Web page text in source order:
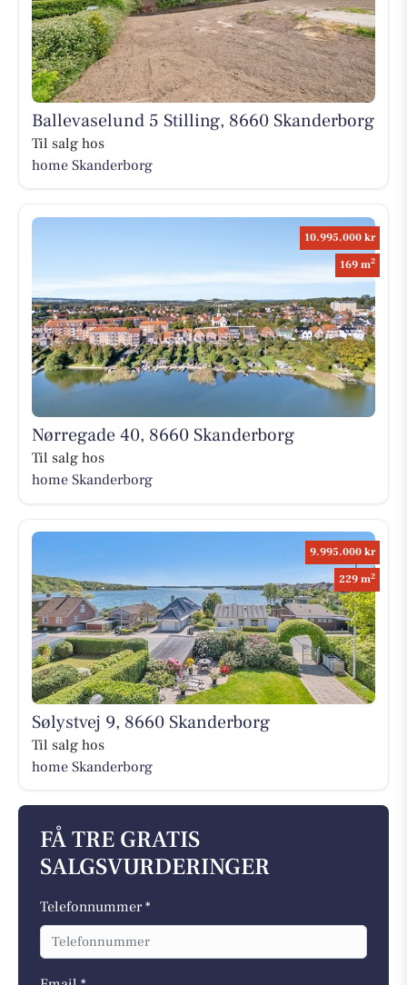
Ballevaselund 5 Stilling, 8660 Skanderborg
Til salg hos
home Skanderborg
10.995.000 kr
169 m2
Nørregade 40, 8660 Skanderborg
Til salg hos
home Skanderborg
9.995.000 kr
229 m2
Sølystvej 9, 8660 Skanderborg
Til salg hos
home Skanderborg
FÅ TRE GRATIS
SALGSVURDERINGER
Telefonnummer *